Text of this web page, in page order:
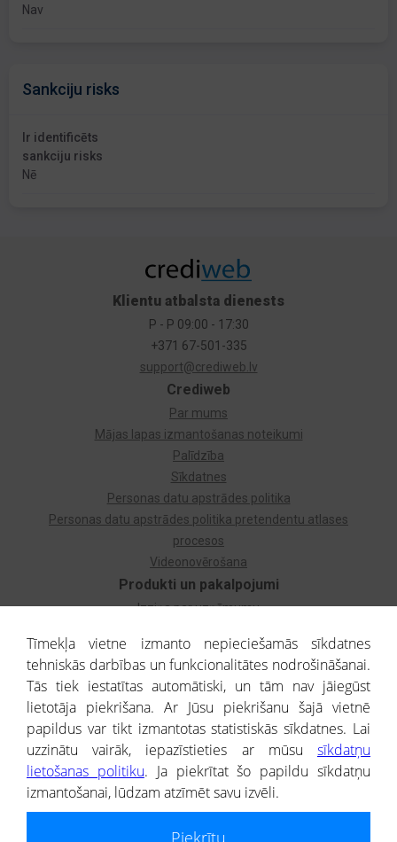
Nav
Sankciju risks
Ir identificēts
sankciju risks
Nē
Produkti un pakalpojumi
Izziņa par uzņēmumu
Dzimtas koks
Uzņēmumu atlase
Monitorings
Kredītizziņa par ārvalstu uzņēmumiem
Crediweb
Par mums
Mājas lapas izmantošanas noteikumi
Palīdzība
Sīkdatnes
Personas datu apstrādes politika
Personas datu apstrādes politika pretendentu atlases
procesos
Videonovērošana
Klientu atbalsta dienests
P - P 09:00 - 17:30
+371 67-501-335
support@crediweb.lv
® CREDITREFORM Latvija
SIA
Tīmekļa vietne izmanto nepieciešamās sīkdatnes
tehniskās darbības un funkcionalitātes nodrošināšanai.
Tās tiek iestatītas automātiski, un tām nav jāiegūst
lietotāja piekrišana. Ar Jūsu piekrišanu šajā vietnē
papildus var tikt izmantotas statistiskās sīkdatnes. Lai
uzzinātu vairāk, iepazīstieties ar mūsu sīkdatņu
lietošanas politiku. Ja piekrītat šo papildu sīkdatņu
izmantošanai, lūdzam atzīmēt savu izvēli.
Piekrītu